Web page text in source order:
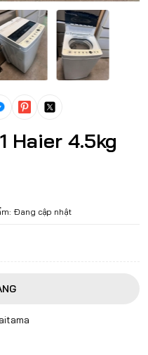
Haier 4.5kg
Đang cập nhật